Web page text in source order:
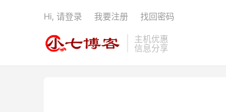
主机优惠
信息分享
Hi, 请登录 我要注册 找回密码